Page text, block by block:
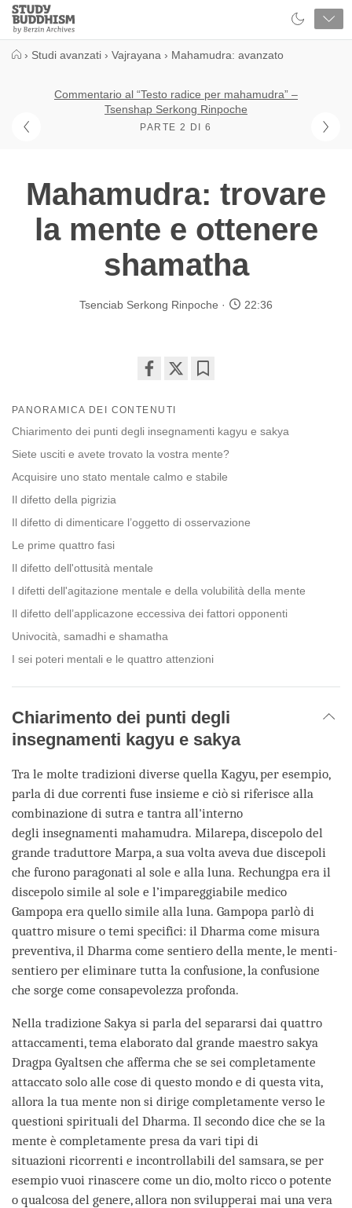
Close
Study
Buddhism
› Studi avanzati › Vajrayana › Mahamudra: avanzato
Commentario al “Testo radice per mahamudra” –
Tsenshap Serkong Rinpoche
PARTE 2 DI 6
Mahamudra: trovare
la mente e ottenere
shamatha
Tsenciab Serkong Rinpoche 22:36
on
facebook
PANORAMICA DEI CONTENUTI
Chiarimento dei punti degli insegnamenti kagyu e sakya
Siete usciti e avete trovato la vostra mente?
Acquisire uno stato mentale calmo e stabile
Il difetto della pigrizia
Il difetto di dimenticare l’oggetto di osservazione
Le prime quattro fasi
Il difetto dell'ottusità mentale
I difetti dell'agitazione mentale e della volubilità della mente
Il difetto dell’applicazone eccessiva dei fattori opponenti
Univocità, samadhi e shamatha
I sei poteri mentali e le quattro attenzioni
Chiarimento dei punti degli
insegnamenti kagyu e sakya
Tra le molte tradizioni diverse quella Kagyu, per esempio,
parla di due correnti fuse insieme e ciò si riferisce alla
combinazione di sutra e tantra all'interno
degli insegnamenti mahamudra. Milarepa, discepolo del
grande traduttore Marpa, a sua volta aveva due discepoli
che furono paragonati al sole e alla luna. Rechungpa era il
discepolo simile al sole e l’impareggiabile medico
Gampopa era quello simile alla luna. Gampopa parlò di
quattro misure o temi specifici: il Dharma come misura
preventiva, il Dharma come sentiero della mente, le menti-
sentiero per eliminare tutta la confusione, la confusione
che sorge come consapevolezza profonda.
Nella tradizione Sakya si parla del separarsi dai quattro
attaccamenti, tema elaborato dal grande maestro sakya
Dragpa Gyaltsen che afferma che se sei completamente
attaccato solo alle cose di questo mondo e di questa vita,
allora la tua mente non si dirige completamente verso le
questioni spirituali del Dharma. Il secondo dice che se la
mente è completamente presa da vari tipi di
situazioni ricorrenti e incontrollabili del samsara, se per
esempio vuoi rinascere come un dio, molto ricco o potente
o qualcosa del genere, allora non svilupperai mai una vera